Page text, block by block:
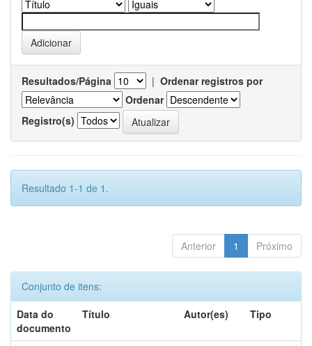
Resultados/Página | Ordenar registros por
Ordenar
Registro(s)
Resultado 1-1 de 1.
Anterior 1 Próximo
Conjunto de itens:
Data do
documento
Título Autor(es) Tipo